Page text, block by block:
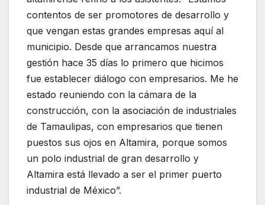
contentos de ser promotores de desarrollo y
que vengan estas grandes empresas aquí al
municipio. Desde que arrancamos nuestra
gestión hace 35 días lo primero que hicimos
fue establecer diálogo con empresarios. Me he
estado reuniendo con la cámara de la
construcción, con la asociación de industriales
de Tamaulipas, con empresarios que tienen
puestos sus ojos en Altamira, porque somos
un polo industrial de gran desarrollo y
Altamira está llevado a ser el primer puerto
industrial de México”.